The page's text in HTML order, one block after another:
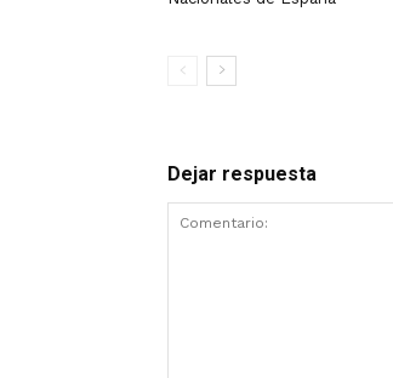
Dejar respuesta